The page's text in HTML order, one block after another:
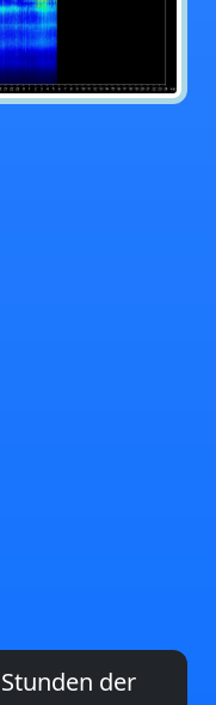
der